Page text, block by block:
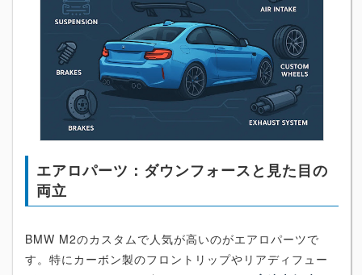
エアロパーツ：ダウンフォースと見た目の
両立
BMW M2のカスタムで人気が高いのがエアロパーツで
す。特にカーボン製のフロントリップやリアディフュー